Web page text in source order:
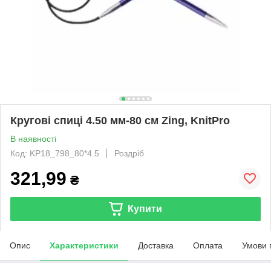
Кругові спиці 4.50 мм-80 см Zing, KnitPro
В наявності
Код: KP18_798_80*4.5
Роздріб
321,99 ₴
Купити
Опис Характеристики Доставка Оплата Умови